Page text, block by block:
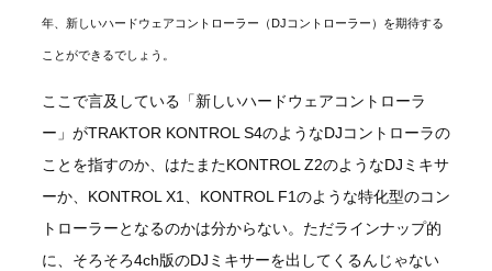
年、新しいハードウェアコントローラー（DJコントローラー）を期待する
ことができるでしょう。
ここで言及している「新しいハードウェアコントローラ
ー」がTRAKTOR KONTROL S4のようなDJコントローラの
ことを指すのか、はたまたKONTROL Z2のようなDJミキサ
ーか、KONTROL X1、KONTROL F1のような特化型のコン
トローラーとなるのかは分からない。ただラインナップ的
に、そろそろ4ch版のDJミキサーを出してくるんじゃない